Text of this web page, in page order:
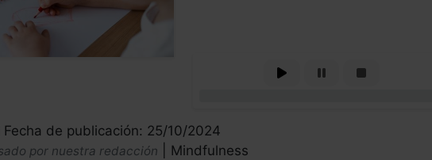
Fecha de publicación: 25/10/2024
por nuestra redacción | Mindfulness